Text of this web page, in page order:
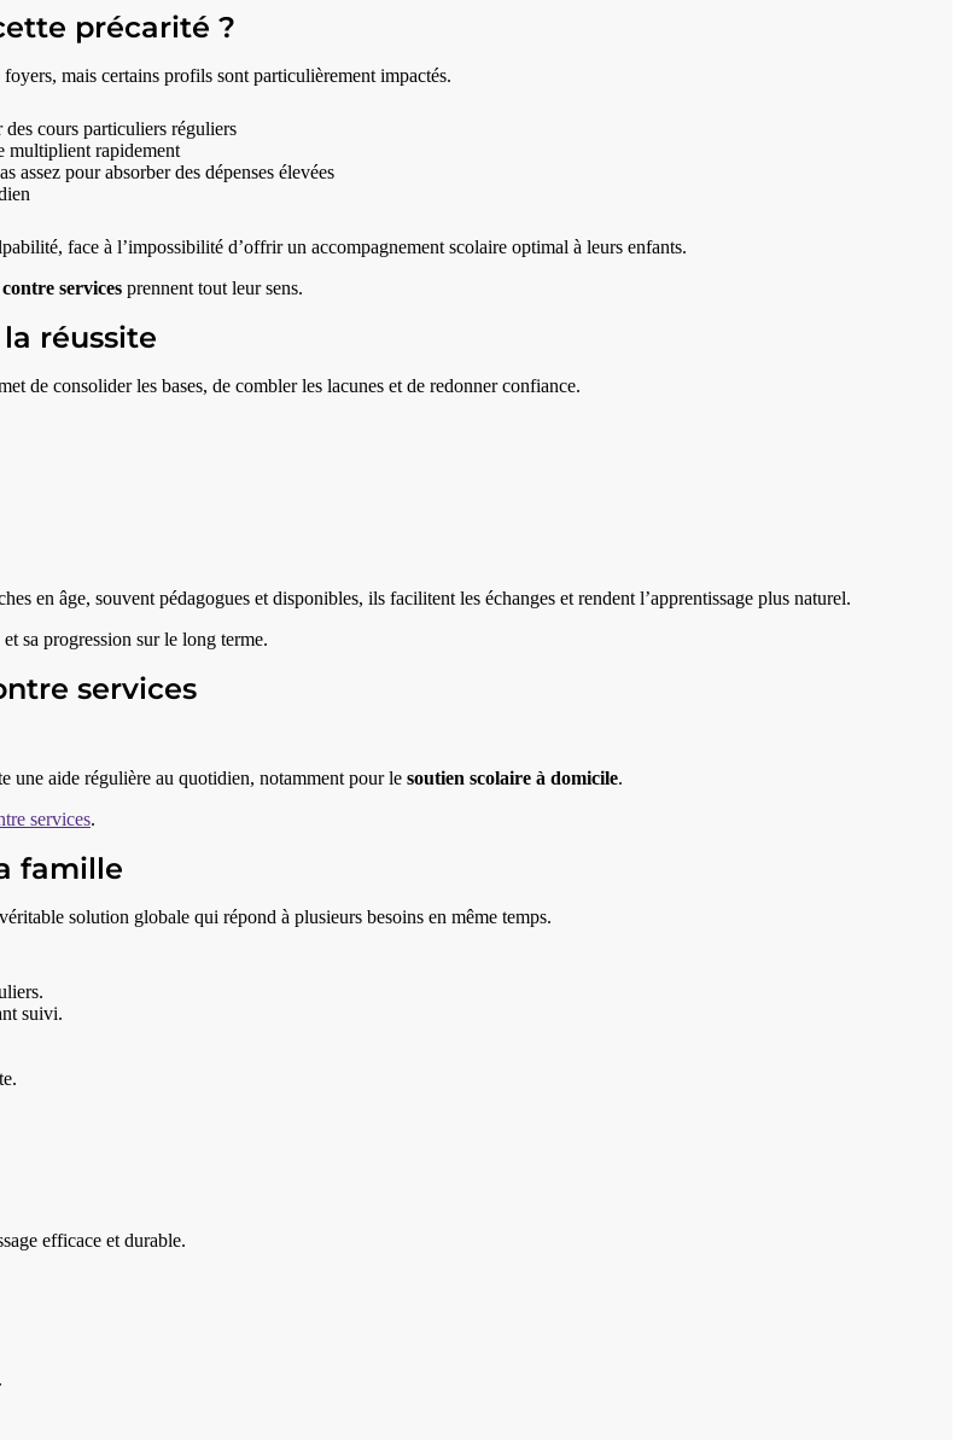
précarité ?
mais certains profils sont particulièrement impactés.
cours particuliers réguliers
multiplient rapidement
assez pour absorber des dépenses élevées
face à l’impossibilité d’offrir un accompagnement scolaire optimal à leurs enfants.
services prennent tout leur sens.
réussite
de consolider les bases, de combler les lacunes et de redonner confiance.
en âge, souvent pédagogues et disponibles, ils facilitent les échanges et rendent l’apprentissage plus naturel.
sa progression sur le long terme.
services
une aide régulière au quotidien, notamment pour le soutien scolaire à domicile.
services.
famille
solution globale qui répond à plusieurs besoins en même temps.
suivi.
efficace et durable.
.